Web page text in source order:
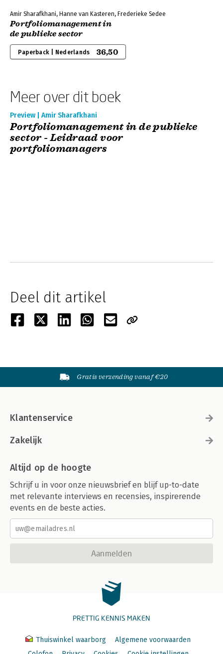
Amir Sharafkhani, Hanne van Kasteren, Frederieke Sedee
Portfoliomanagement in
de publieke sector
Paperback | Nederlands 36,50
Meer over dit boek
Preview | Amir Sharafkhani
Portfoliomanagement in de publieke
sector - Leidraad voor
portfoliomanagers
Deel dit artikel
Gratis verzending vanaf €20
Klantenservice
Zakelijk
Altijd op de hoogte
Schrijf u in voor onze nieuwsbrief en blijf up-to-date
met relevante interviews en recensies, inspirerende
events en de beste acties.
Aanmelden
PRETTIG KENNIS MAKEN
Thuiswinkel waarborg
Algemene voorwaarden